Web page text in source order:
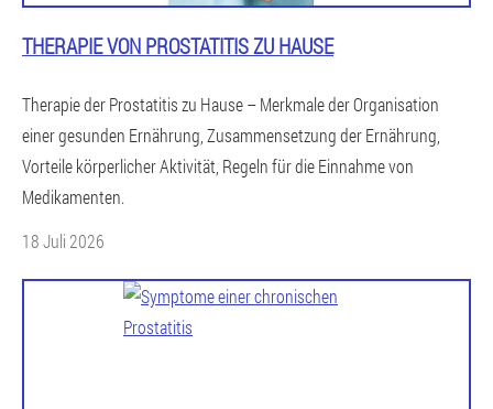
THERAPIE VON PROSTATITIS ZU HAUSE
Therapie der Prostatitis zu Hause – Merkmale der Organisation
einer gesunden Ernährung, Zusammensetzung der Ernährung,
Vorteile körperlicher Aktivität, Regeln für die Einnahme von
Medikamenten.
18 Juli 2026